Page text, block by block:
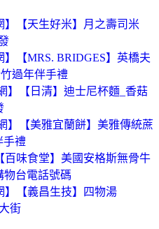
【天生好米】月之壽司米
【MRS. BRIDGES】英橋夫
過年伴手禮
】【日清】迪士尼杯麵_香菇
】【美雅宜蘭餅】美雅傳統蔗
手禮
味食堂】美國安格斯無骨牛
物台電話號碼
】【義昌生技】四物湯
街